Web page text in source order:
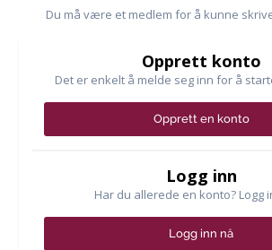
Du må være et medlem for å kunne
Opprett konto
Det er enkelt å melde seg inn for å
Opprett en konto
Logg inn
Har du allerede en konto? Logg
Logg inn nå